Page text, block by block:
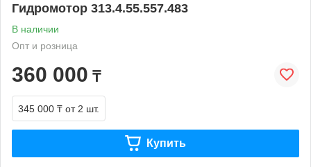
Гидромотор 313.4.55.557.483
В наличии
Опт и розница
360 000 ₸
345 000 ₸ от 2 шт.
Купить